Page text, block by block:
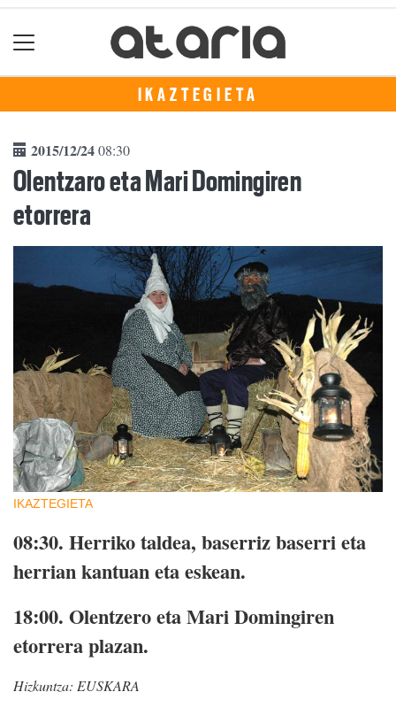
IKAZTEGIETA
2015/12/2408:30
Olentzaro eta Mari Domingiren
etorrera
IKAZTEGIETA
08:30. Herriko taldea, baserriz baserri eta
herrian kantuan eta eskean.
18:00. Olentzero eta Mari Domingiren
etorrera plazan.
Hizkuntza: EUSKARA